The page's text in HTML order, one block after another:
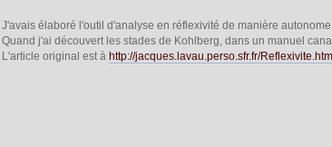
J'avais élaboré l'outil d'analyse en réflexivité de manière
Quand j'ai découvert les stades de Kohlberg, dans un manuel
L'article original est à http://jacques.lavau.perso.sfr.fr/Reflexivite.html